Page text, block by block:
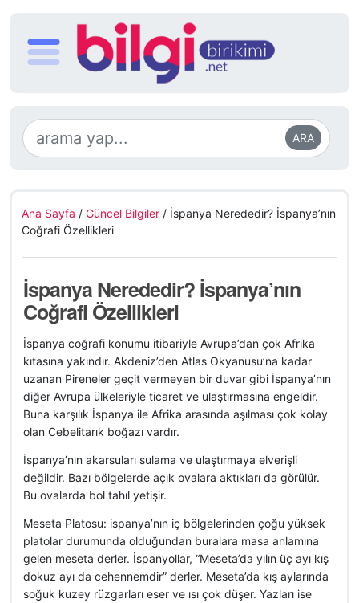
ARA
Ana Sayfa / Güncel Bilgiler / İspanya Nerededir? İspanya’nın
Coğrafi Özellikleri
İspanya Nerededir? İspanya’nın
Coğrafi Özellikleri
İspanya coğrafi konumu itibariyle Avrupa’dan çok Afrika
kıtasına yakındır. Akdeniz’den Atlas Okyanusu’na kadar
uzanan Pireneler geçit vermeyen bir duvar gibi İspanya’nın
diğer Avrupa ülkeleriyle ticaret ve ulaştırmasına engeldir.
Buna karşılık İspanya ile Afrika arasında aşılması çok kolay
olan Cebelitarık boğazı vardır.
İspanya’nın akarsuları sulama ve ulaştırmaya elverişli
değildir. Bazı bölgelerde açık ovalara aktıkları da görülür.
Bu ovalarda bol tahıl yetişir.
Meseta Platosu: ispanya’nın iç bölgelerinden çoğu yüksek
platolar durumunda olduğundan buralara masa anlamına
gelen meseta derler. İspanyollar, “Meseta’da yılın üç ayı kış
dokuz ayı da cehennemdir” derler. Meseta’da kış aylarında
soğuk kuzey rüzgarları eser ve ısı çok düşer. Yazları ise